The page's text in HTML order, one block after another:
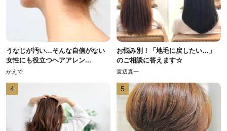
うなじが汚い…そんな自信がない
女性にも役立つヘアアレン...
かえで
お悩み別！「地毛に戻したい…」
のご相談に答えます☆
渡辺真一
4 5